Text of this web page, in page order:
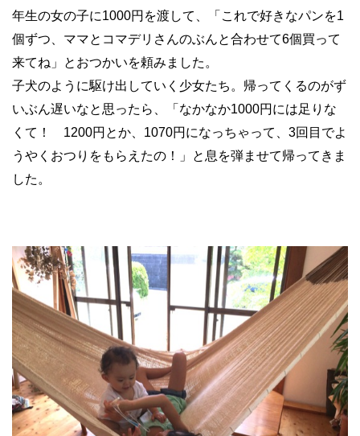
年生の女の子に1000円を渡して、「これで好きなパンを1
個ずつ、ママとコマデリさんのぶんと合わせて6個買って
来てね」とおつかいを頼みました。
子犬のように駆け出していく少女たち。帰ってくるのがず
いぶん遅いなと思ったら、「なかなか1000円には足りな
くて！ 1200円とか、1070円になっちゃって、3回目でよ
うやくおつりをもらえたの！」と息を弾ませて帰ってきま
した。